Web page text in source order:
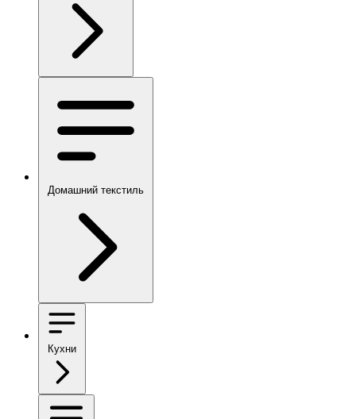
Домашний текстиль
Кухни